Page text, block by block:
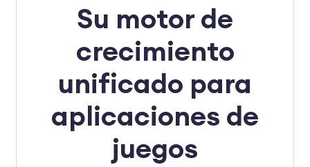
Su motor de
crecimiento
unificado para
aplicaciones de
juegos